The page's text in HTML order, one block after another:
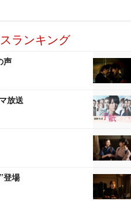
ランキング
声
放送
登場